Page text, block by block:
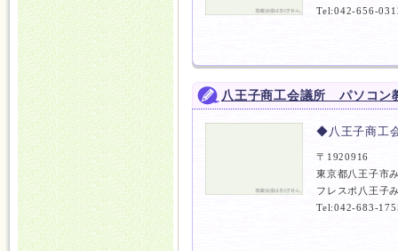
Tel:042-656-
八王子商工会議所 パソコン
◆八王子商工
〒1920916
東京都八王子市
フレスポ八王子
Tel:042-683-